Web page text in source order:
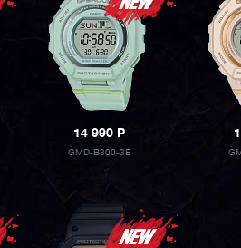
14 990P
GMD-B300-3E